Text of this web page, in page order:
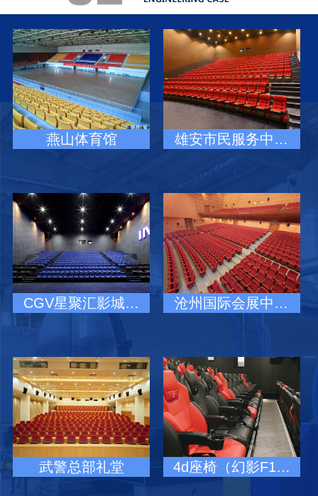
燕山体育馆 雄安市民服务中…
CGV星聚汇影城… 沧州国际会展中…
武警总部礼堂 4d座椅（幻影F1…